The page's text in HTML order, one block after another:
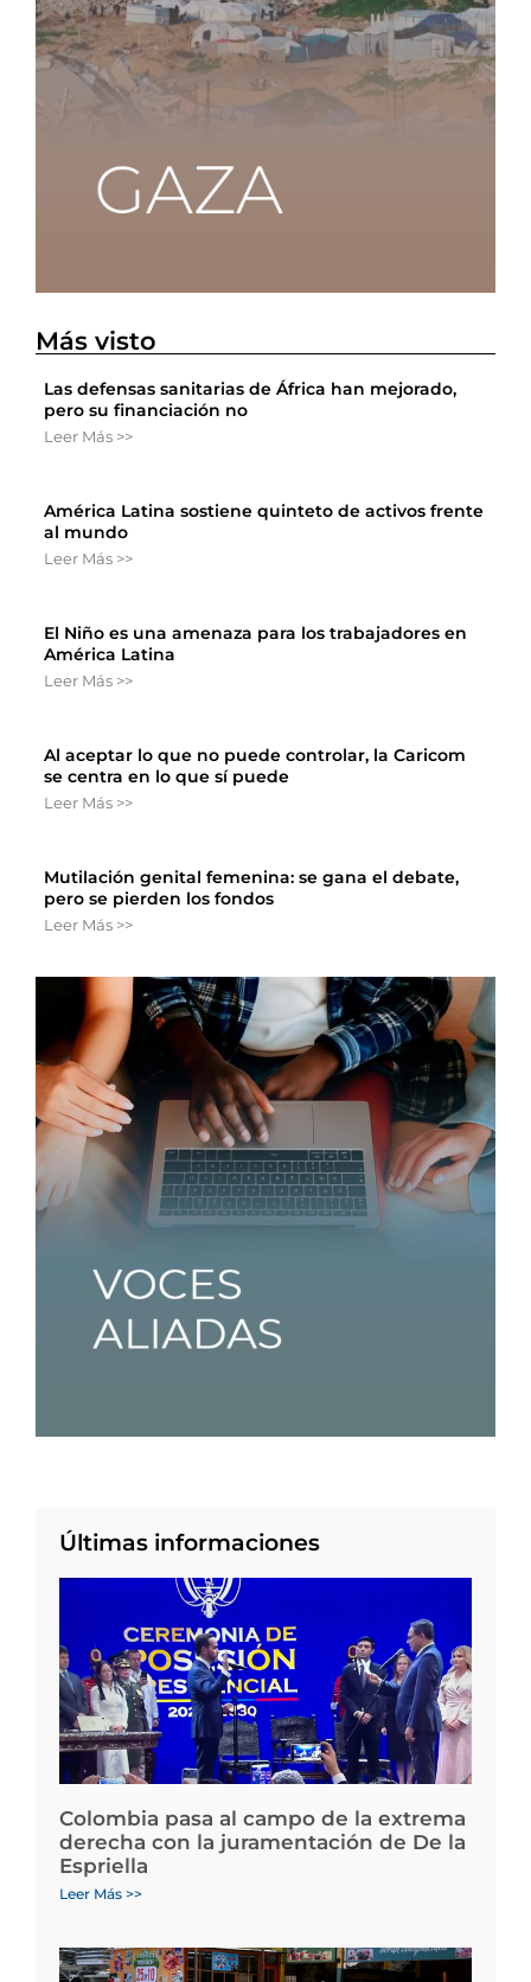
Más visto
Las defensas sanitarias de África han mejorado,
pero su financiación no
Leer Más >>
América Latina sostiene quinteto de activos frente
al mundo
Leer Más >>
El Niño es una amenaza para los trabajadores en
América Latina
Leer Más >>
Al aceptar lo que no puede controlar, la Caricom
se centra en lo que sí puede
Leer Más >>
Mutilación genital femenina: se gana el debate,
pero se pierden los fondos
Leer Más >>
Últimas informaciones
Colombia pasa al campo de la extrema
derecha con la juramentación de De la
Espriella
Leer Más >>